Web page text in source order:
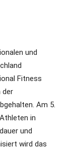
und
Fitness
der
Am 5.
in
und
wird das